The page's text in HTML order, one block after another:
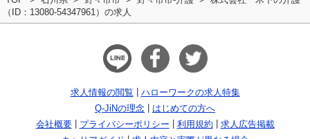
（ID：13080-54347961）の求人
求人情報の閲覧
ハローワークの求人特集
Q-JiNの理念
はじめての方へ
会社概要
プライバシーポリシー 利用規約
求人広告掲載